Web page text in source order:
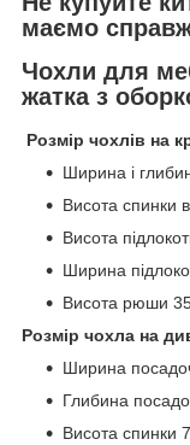
маємо
Чохли для
жатка з
Розмір чохлів на к
Ширина і
Висота спинки
Висота
Ширина
Висота рюши
Розмір чохла на
Ширина
Глибина
Висота спинки